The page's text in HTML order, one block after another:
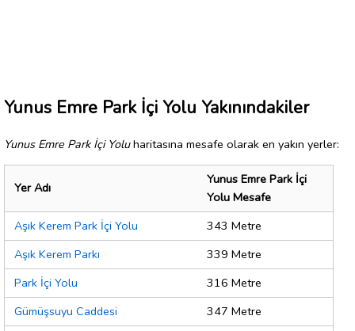
Yunus Emre Park İçi Yolu Yakınındakiler
Yunus Emre Park İçi Yoluharitasına mesafe olarak en yakın yerler:
Yer Adı
Yunus Emre Park İçi
Yolu Mesafe
Aşık Kerem Park İçi Yolu
343 Metre
Aşık Kerem Parkı
339 Metre
Park İçi Yolu
316 Metre
Gümüşsuyu Caddesi
347 Metre